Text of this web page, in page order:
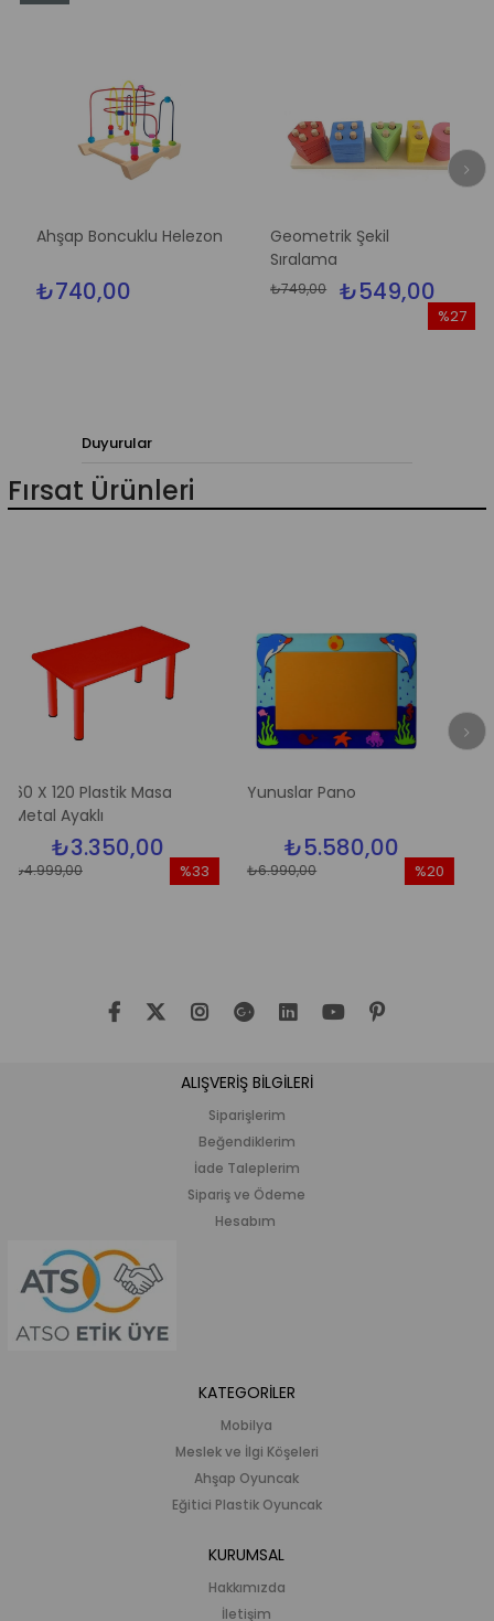
Ahşap Boncuklu Helezon
₺740,00
Geometrik Şekil
Sıralama
₺549,00
₺749,00
%27
Duyurular
Fırsat Ürünleri
Plastik Masa
Yunuslar Pano
₺5.580,00
₺6.990,00 ₺6.990,00
ALIŞVERİŞ BİLGİLERİ
Siparişlerim
Beğendiklerim
İade Taleplerim
Sipariş ve Ödeme
Hesabım
KATEGORİLER
Mobilya
Meslek ve İlgi Köşeleri
Ahşap Oyuncak
Eğitici Plastik Oyuncak
KURUMSAL
Hakkımızda
İletişim